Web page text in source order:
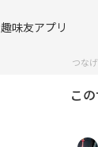
趣味友アプリ
つな
こ